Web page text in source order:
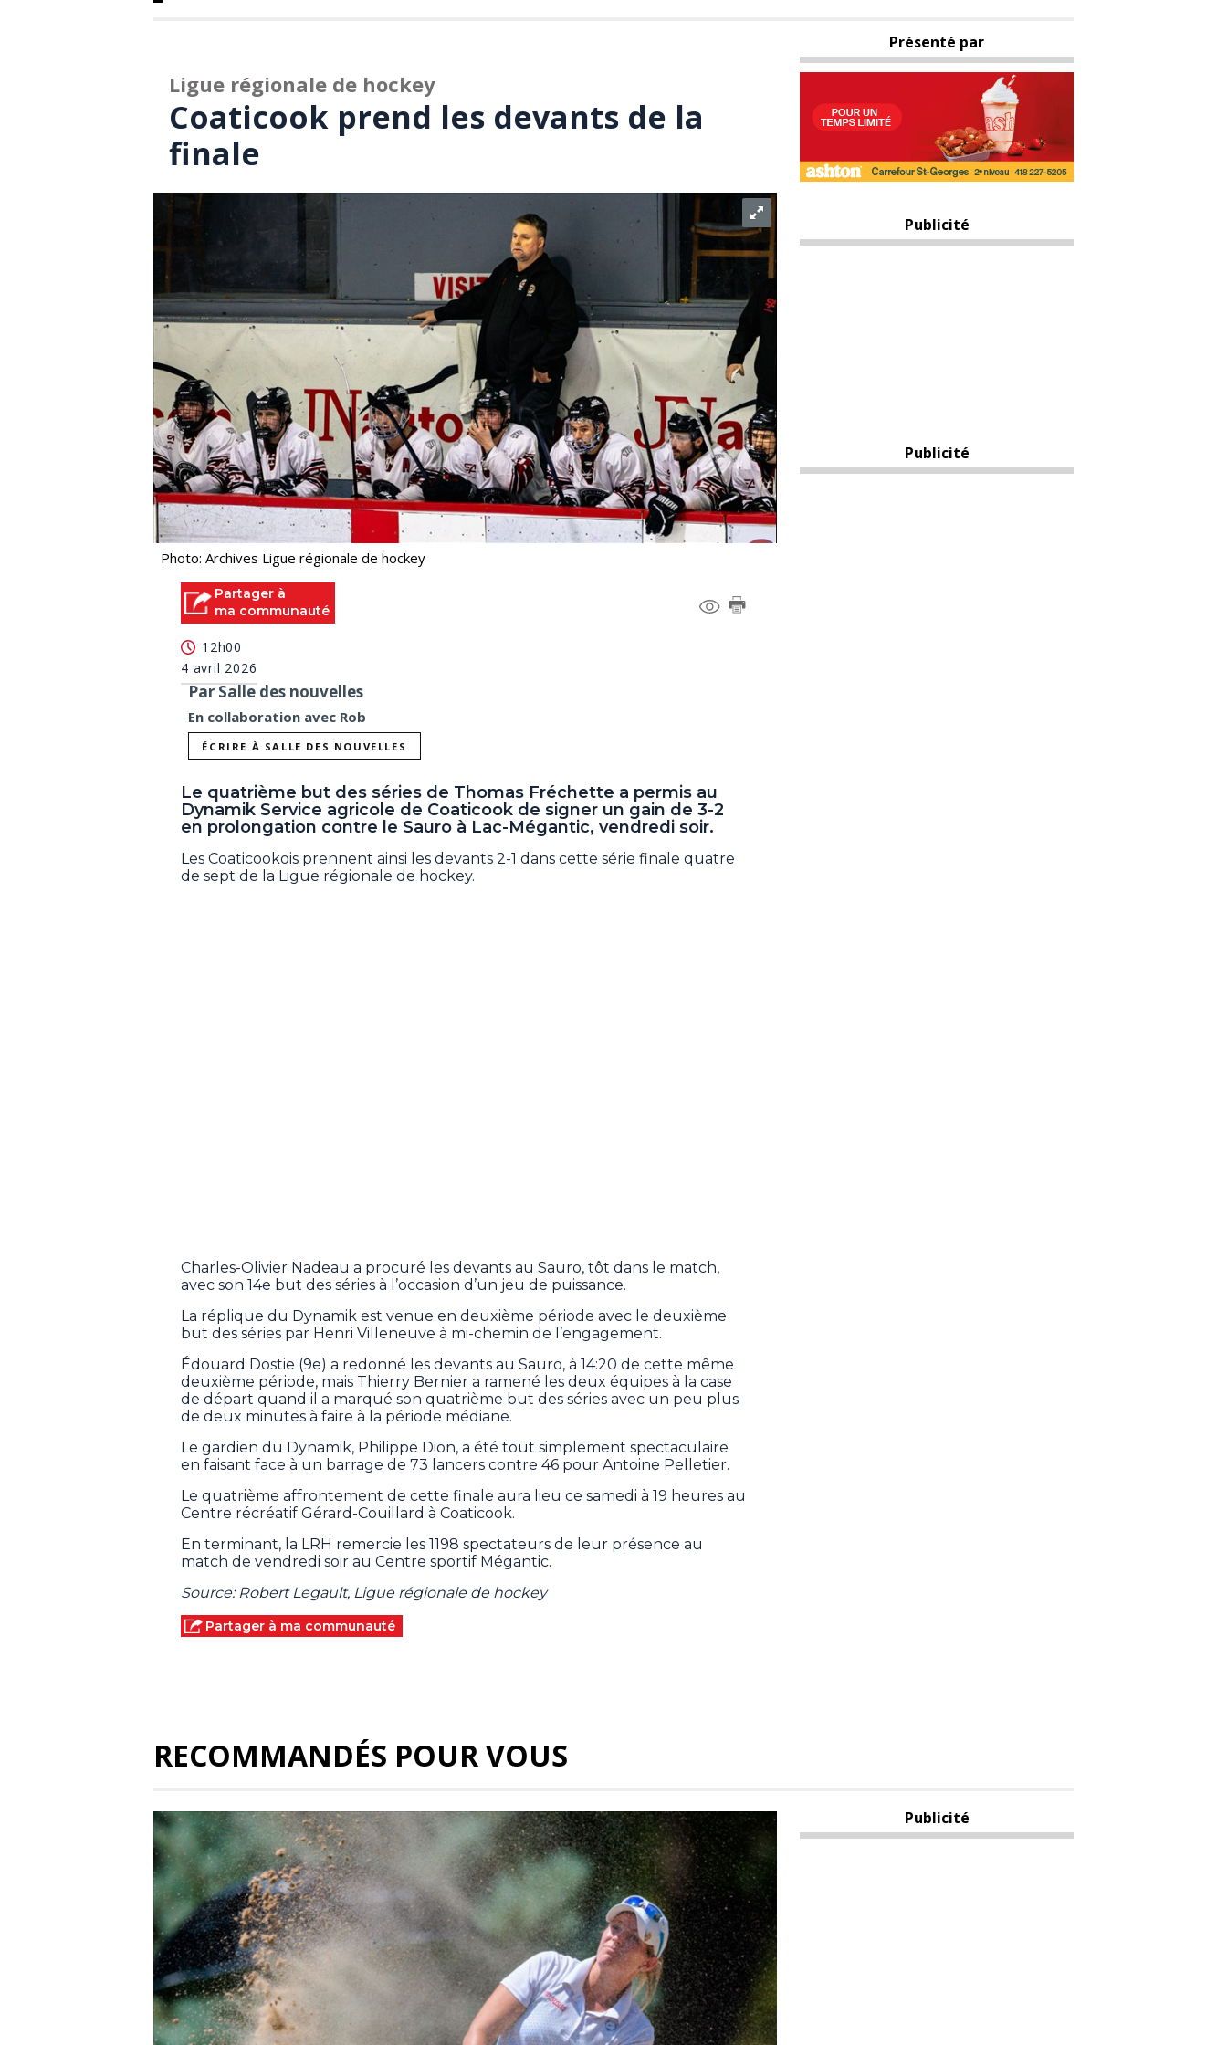
Ligue régionale de hockey
Coaticook prend les devants de la
finale
Photo: Archives Ligue régionale de hockey
Partager à
ma communauté
12h00
4 avril 2026
Par Salle des nouvelles
En collaboration avec Rob
ÉCRIRE À SALLE DES NOUVELLES
Le quatrième but des séries de Thomas Fréchette a permis au
Dynamik Service agricole de Coaticook de signer un gain de 3-2
en prolongation contre le Sauro à Lac-Mégantic, vendredi soir.
Les Coaticookois prennent ainsi les devants 2-1 dans cette série finale quatre
de sept de la Ligue régionale de hockey.
Charles-Olivier Nadeau a procuré les devants au Sauro, tôt dans le match,
avec son 14e but des séries à l’occasion d’un jeu de puissance.
La réplique du Dynamik est venue en deuxième période avec le deuxième
but des séries par Henri Villeneuve à mi-chemin de l’engagement.
Édouard Dostie (9e) a redonné les devants au Sauro, à 14:20 de cette même
deuxième période, mais Thierry Bernier a ramené les deux équipes à la case
de départ quand il a marqué son quatrième but des séries avec un peu plus
de deux minutes à faire à la période médiane.
Le gardien du Dynamik, Philippe Dion, a été tout simplement spectaculaire
en faisant face à un barrage de 73 lancers contre 46 pour Antoine Pelletier.
Le quatrième affrontement de cette finale aura lieu ce samedi à 19 heures au
Centre récréatif Gérard-Couillard à Coaticook.
En terminant, la LRH remercie les 1198 spectateurs de leur présence au
match de vendredi soir au Centre sportif Mégantic.
Source: Robert Legault, Ligue régionale de hockey
Partager à ma communauté
Présenté par
Publicité
Publicité
RECOMMANDÉS POUR VOUS
Publicité